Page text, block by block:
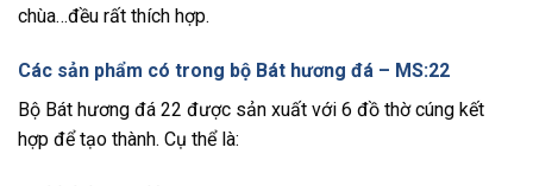
chùa…đều rất thích hợp.
Các sản phẩm có trong bộ Bát hương đá – MS:22
Bộ Bát hương đá 22 được sản xuất với 6 đồ thờ cúng kết
hợp để tạo thành. Cụ thể là: